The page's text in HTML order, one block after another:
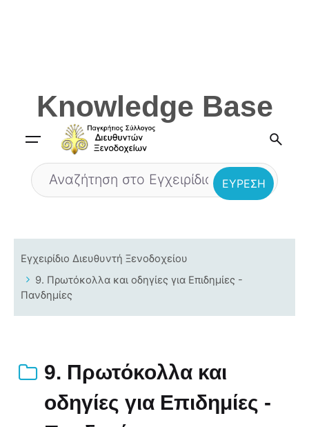
Knowledge Base
Εγχειρίδιο Διευθυντή Ξενοδοχείου
9. Πρωτόκολλα και οδηγίες για Επιδημίες -
Πανδημίες
9. Πρωτόκολλα και
οδηγίες για Επιδημίες -